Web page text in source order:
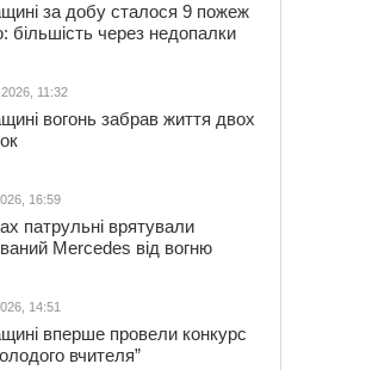
за добу сталося 9 пожеж
більшість через недопалки
11:32
вогонь забрав життя двох
16:59
патрульні врятували
Mercedes від вогню
14:51
вперше провели конкурс
вчителя”